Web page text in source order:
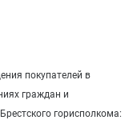
покупателей в
граждан и
горисполкома: